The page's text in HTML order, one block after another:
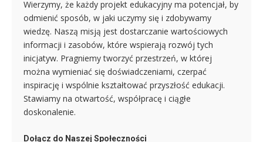
Wierzymy, że każdy projekt edukacyjny ma potencjał, by
odmienić sposób, w jaki uczymy się i zdobywamy
wiedzę. Naszą misją jest dostarczanie wartościowych
informacji i zasobów, które wspierają rozwój tych
inicjatyw. Pragniemy tworzyć przestrzeń, w której
można wymieniać się doświadczeniami, czerpać
inspirację i wspólnie kształtować przyszłość edukacji.
Stawiamy na otwartość, współpracę i ciągłe
doskonalenie.
Dołącz do Naszej Społeczności